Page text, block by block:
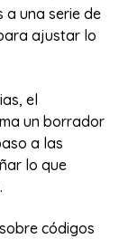
a una serie de
ajustar lo
el
un borrador
a las
lo que
códigos